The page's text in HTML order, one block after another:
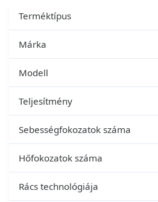
Terméktípus
Márka
Modell
Teljesítmény
Sebességfokozatok száma
Hőfokozatok száma
Rács technológiája